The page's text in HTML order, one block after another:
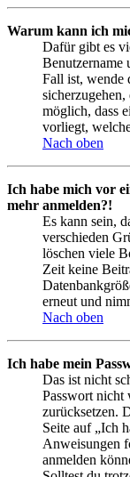
Warum kann ich
Dafür gibt es
Benutzername
Fall ist, wende
möglich, dass
vorliegt,
Nach oben
Ich habe mich vor
mehr anmelden?!
Es kann sein,
verschieden
löschen viele
Zeit keine
erneut und
Nach oben
Ich habe mein
Das ist nicht
Passwort nicht
zurücksetzen.
Seite auf „Ich
Anweisungen
anmelden